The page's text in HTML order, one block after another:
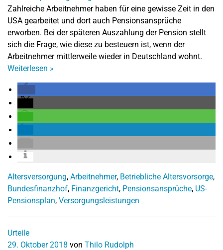
Zahlreiche Arbeitnehmer haben für eine gewisse Zeit in den
USA gearbeitet und dort auch Pensionsansprüche
erworben. Bei der späteren Auszahlung der Pension stellt
sich die Frage, wie diese zu besteuern ist, wenn der
Arbeitnehmer mittlerweile wieder in Deutschland wohnt.
Weiterlesen »
Altersversorgung, Arbeitnehmer, Betriebliche Altersvorsorge,
Bundesfinanzhof, Finanzgericht, Pensionsansprüche, US-
Pensionsplan, Versorgungsleistungen
Urteile
29. Oktober 2018 von Thilo Rudolph